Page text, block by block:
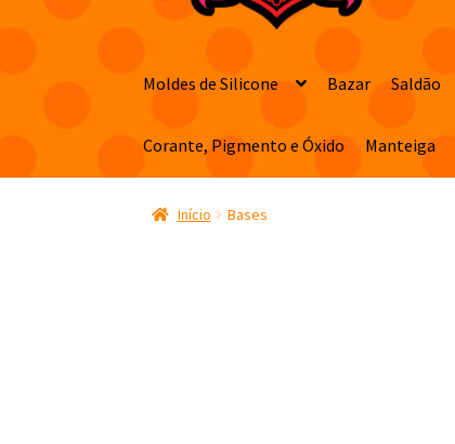
Moldes de Silicone Bazar Saldão
Corante, Pigmento e Óxido Manteiga
Início Bases